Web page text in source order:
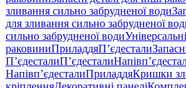
зливання сильно забрудненої води
для зливання сильно забрудненої
сильно забрудненої водиУніверсальні
раковиниПриладдяП’єдестали
П’єдесталиП’єдестали
Напівп’єдесталиПриладдяКришки